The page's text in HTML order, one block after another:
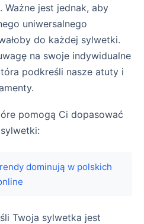
Ważne jest jednak, aby
uniwersalnego
do każdej sylwetki.
na swoje indywidualne
podkreśli nasze atuty i
pomogą Ci dopasować
dominują w polskich
Twoja sylwetka jest